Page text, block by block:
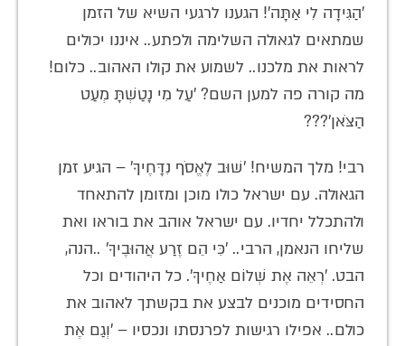
'הַגִּידָה לִי אַתָּה'! הגענו לרגעי השיא של הזמן
שמתאים לגאולה השלימה ולפתע.. איננו יכולים
לראות את מלכנו.. לשמוע את קולו האהוב.. כלום!
מה קורה פה למען השם? 'עַל מִי נָטַשְׁתָּ מְעַט
הַצֹּאן'???
רבי! מלך המשיח! 'שׁוּב לֶאֱסֹף נִדָּחֶיךָ' – הגיע זמן
הגאולה. עם ישראל כולו מוכן ומזומן להתאחד
ולהתכלל יחדיו. עם ישראל אוהב את בוראו ואת
שליחו הנאמן, הרבי.. 'כִּי הֵם זֶרַע אֲהוּבֶיךָ' ..הנה,
הבט. 'רְאֵה אֶת שְׁלוֹם אַחֶיךָ'. כל היהודים וכל
החסידים מוכנים לבצע את בקשתך לאהוב את
כולם.. אפילו רגישות לפרנסתו ונכסיו – 'וְגַם אֶת